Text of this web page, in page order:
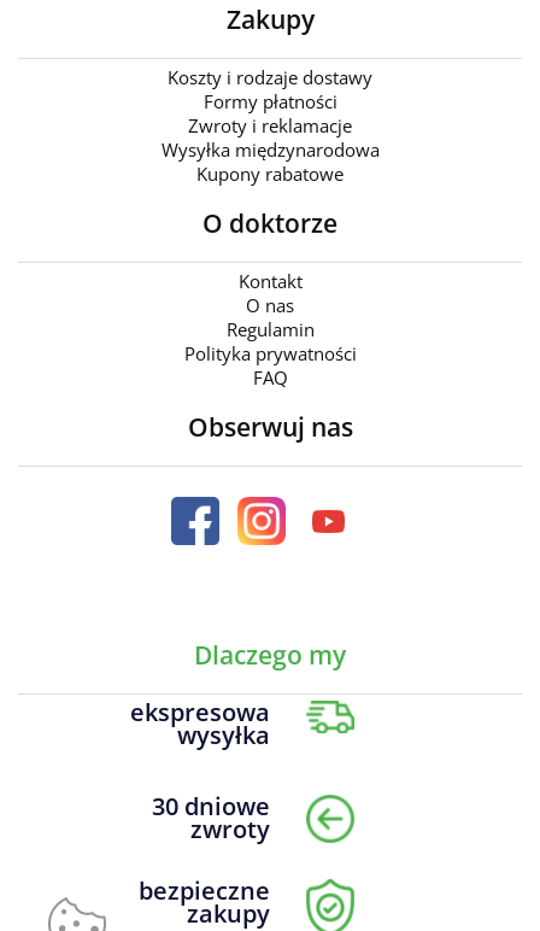
Zakupy
Koszty i rodzaje dostawy
Formy płatności
Zwroty i reklamacje
Wysyłka międzynarodowa
Kupony rabatowe
O doktorze
Kontakt
O nas
Regulamin
Polityka prywatności
FAQ
Obserwuj nas
Dlaczego my
ekspresowa
wysyłka
30 dniowe
zwroty
bezpieczne
zakupy